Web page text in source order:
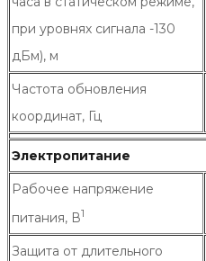
при уровнях сигнала -130
дБм), м
Частота обновления
координат, Гц
Электропитание
Рабочее напряжение
питания, В1
Защита от длительного